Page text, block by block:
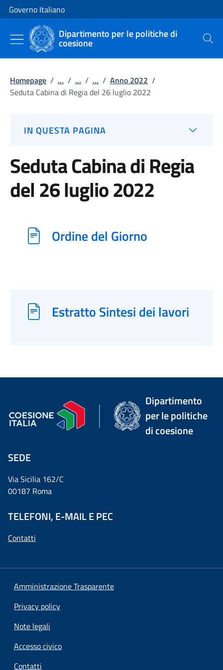
Vai al contenuto
Vai alla navigazione del sito
Governo Italiano
Dipartimento per le politiche di
coesione Cerca
Homepage / ... / ... / ... / Anno 2022 /
Seduta Cabina di Regia del 26 luglio 2022
IN QUESTA PAGINA
Seduta Cabina di Regia
del 26 luglio 2022
Ordine del Giorno
Estratto Sintesi dei lavori
Dipartimento
per le politiche
di coesione
SEDE
Via Sicilia 162/C
00187 Roma
TELEFONI, E-MAIL E PEC
Contatti
Amministrazione Trasparente
Privacy policy
Note legali
Accesso civico
Contatti